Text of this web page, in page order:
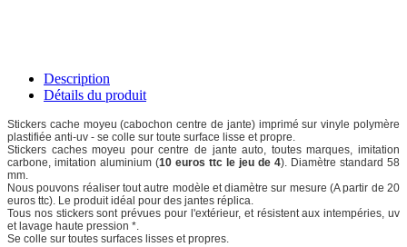
Description
Détails du produit
Stickers cache moyeu (cabochon centre de jante) imprimé sur vinyle polymère
plastifiée anti-uv - se colle sur toute surface lisse et propre.
Stickers caches moyeu pour centre de jante auto, toutes marques, imitation
carbone, imitation aluminium (10 euros ttc le jeu de 4). Diamètre standard 58
mm.
Nous pouvons réaliser tout autre modèle et diamètre sur mesure (A partir de 20
euros ttc). Le produit idéal pour des jantes réplica.
Tous nos stickers sont prévues pour l'extérieur, et résistent aux intempéries, uv
et lavage haute pression *.
Se colle sur toutes surfaces lisses et propres.